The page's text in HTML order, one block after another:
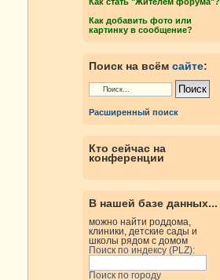
Как добавить фото или
картинку в сообщение?
Поиск на всём сайте:
Расширенный поиск
Кто сейчас на
конференции
В нашей базе данных...
можно найти роддома,
клиники, детские сады и
школы рядом с домом
Поиск по индексу (PLZ):
Поиск по городу